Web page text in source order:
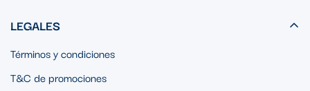
LEGALES
Términos y condiciones
T&C de promociones